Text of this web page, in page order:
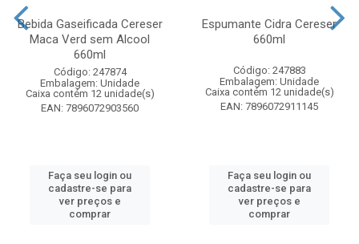
Bebida Gaseificada Cereser
Maca Verd sem Alcool
660ml
Código: 247874
Embalagem: Unidade
Caixa contém 12 unidade(s)
EAN: 7896072903560
Faça seu login ou
cadastre-se para
ver preços e
comprar
Espumante Cidra Cereser
660ml
Código: 247883
Embalagem: Unidade
Caixa contém 12 unidade(s)
EAN: 7896072911145
Faça seu login ou
cadastre-se para
ver preços e
comprar